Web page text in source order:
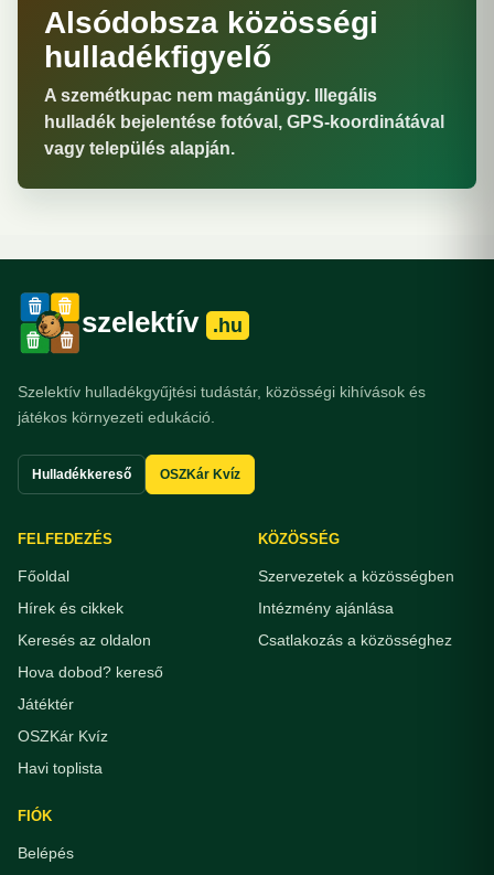
Alsódobsza közösségi
hulladékfigyelő
A szemétkupac nem magánügy. Illegális
hulladék bejelentése fotóval, GPS-koordinátával
vagy település alapján.
szelektív .hu
Szelektív hulladékgyűjtési tudástár, közösségi kihívások és
játékos környezeti edukáció.
Hulladékkereső OSZKár Kvíz
FELFEDEZÉS
Főoldal
Hírek és cikkek
Keresés az oldalon
Hova dobod? kereső
Játéktér
OSZKár Kvíz
Havi toplista
KÖZÖSSÉG
Szervezetek a közösségben
Intézmény ajánlása
Csatlakozás a közösséghez
FIÓK
Belépés